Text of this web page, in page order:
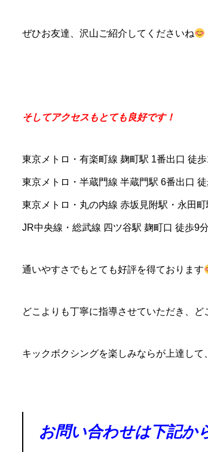
ぜひお友達、沢山ご紹介してくださいね
そしてアクセスもとても良好です！
東京メトロ・有楽町線 麹町駅 1番出口 徒
東京メトロ・半蔵門線 半蔵門駅 6番出口
東京メトロ・丸の内線 赤坂見附駅・永田
JR中央線・総武線 四ツ谷駅 麹町口 徒歩9分
通いやすさでもとても好評を得ております
どこよりも丁寧に指導させていただき、
キックボクシングを楽しみならが上達して
お問い合わせは下記か